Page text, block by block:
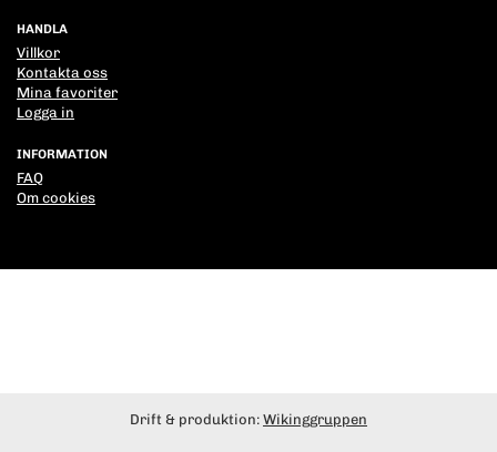
HANDLA
Villkor
Kontakta oss
Mina favoriter
Logga in
INFORMATION
FAQ
Om cookies
Drift & produktion: Wikinggruppen